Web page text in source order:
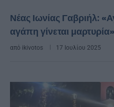
Νέας Ιωνίας Γαβριήλ:
αγάπη γίνεται μαρτυρία»
από ikivotos 17 Ιουλίου 2025